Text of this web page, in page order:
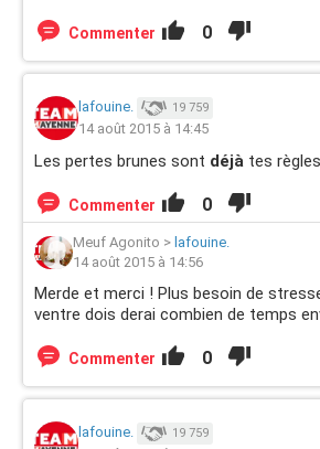
Commenter 0
lafouine. 19 759
14 août 2015 à 14:45
Les pertes brunes sont déjà tes
Commenter 0
Meuf Agonito > lafouine.
14 août 2015 à 14:56
Merde et merci ! Plus besoin de
ventre dois derai combien de temps
Commenter 0
lafouine. 19 759